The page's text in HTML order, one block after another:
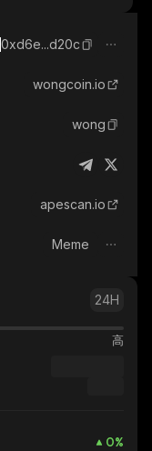
0xd6e...d20c
wongcoin.io
wong
apescan.io
Meme
24H
高
0%